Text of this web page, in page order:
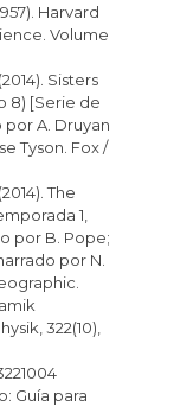
Harvard
Volume
Sisters
8) [Serie de
por A. Druyan
Tyson. Fox /
The
1,
por B. Pope;
por N.
322(10),
Guía para